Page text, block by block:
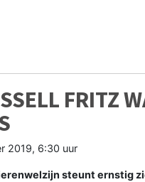
FRITZ
2019, 6:30 uur
steunt ernstig